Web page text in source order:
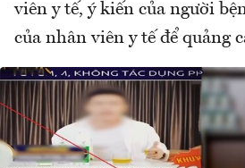
viên y tế, ý kiến của người
của nhân viên y tế để quảng